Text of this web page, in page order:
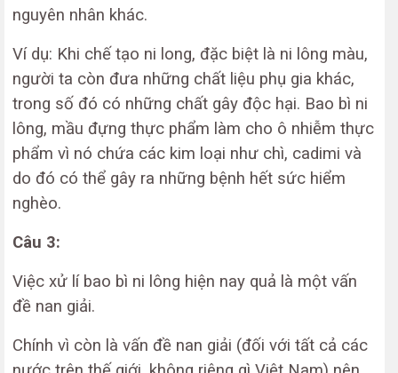
nguyên nhân khác.
Ví dụ: Khi chế tạo ni long, đặc biệt là ni lông màu,
người ta còn đưa những chất liệu phụ gia khác,
trong số đó có những chất gây độc hại. Bao bì ni
lông, mầu đựng thực phẩm làm cho ô nhiễm thực
phẩm vì nó chứa các kim loại như chì, cadimi và
do đó có thể gây ra những bệnh hết sức hiểm
nghèo.
Câu 3:
Việc xử lí bao bì ni lông hiện nay quả là một vấn
đề nan giải.
Chính vì còn là vấn đề nan giải (đối với tất cả các